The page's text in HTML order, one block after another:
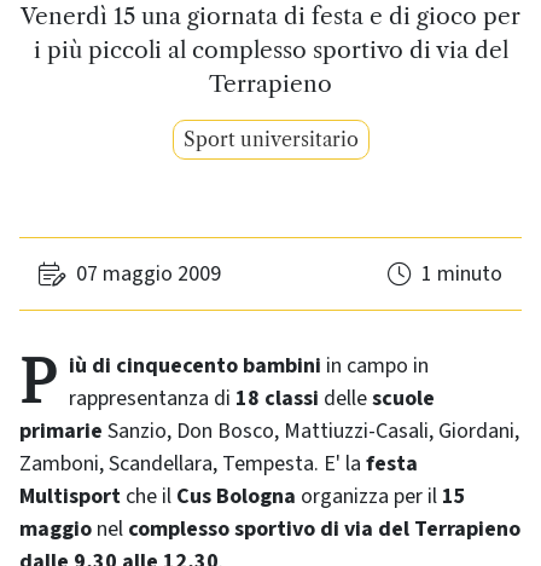
Venerdì 15 una giornata di festa e di gioco per
i più piccoli al complesso sportivo di via del
Terrapieno
Sport universitario
07 maggio 2009 1 minuto
Più di cinquecento bambini in campo in
rappresentanza di 18 classi dellescuole
primarie Sanzio, Don Bosco, Mattiuzzi-Casali, Giordani,
Zamboni, Scandellara, Tempesta. E' la festa
Multisport che il Cus Bologna organizza per il 15
maggio nel complesso sportivo di via del Terrapieno